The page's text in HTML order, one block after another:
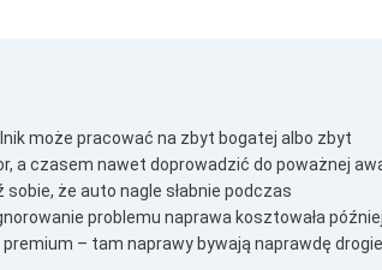
może pracować na zbyt bogatej albo zbyt
a czasem nawet doprowadzić do poważnej
że auto nagle słabnie podczas
problemu naprawa kosztowała później
– tam naprawy bywają naprawdę